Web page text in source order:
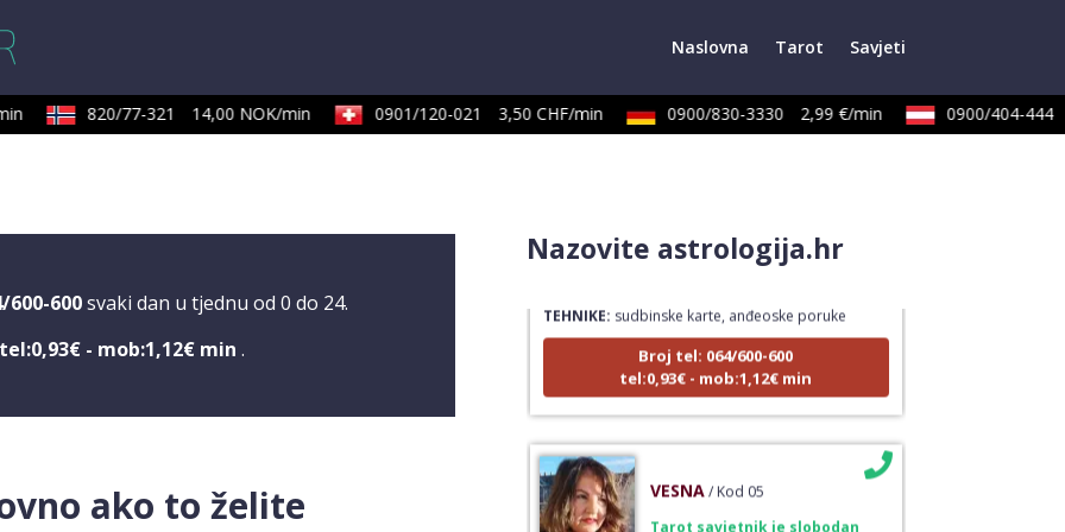
Naslovna Tarot Savjeti
820/77-321 14,00 NOK/min 0901/120-021 3,50 CHF/min 0900/830-3330 2,99 €/min 0900/404-444
600-600 svaki dan u tjednu od 0 do 24.
tel:0,93€ - mob:1,12€ min .
ako to želite
Nazovite astrologija.hr
Tarot savjetnik je zauzet
Broj tel: 064/600-600
tel:0,93€ - mob:1,12€ min